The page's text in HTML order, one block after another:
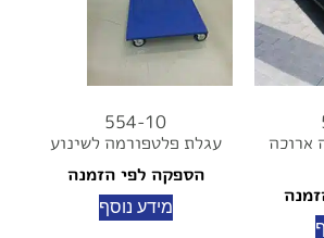
ארוכה
554-10
עגלת פלטפורמה לשינוע
הספקה לפי הזמנה
מידע נוסף